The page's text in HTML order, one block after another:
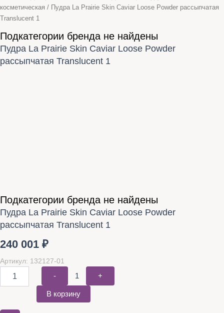
косметическая / Пудра La Prairie Skin Caviar Loose Powder рассыпчатая
Translucent 1
Подкатегории бренда не найдены
Пудра La Prairie Skin Caviar Loose Powder
рассыпчатая Translucent 1
Подкатегории бренда не найдены
Пудра La Prairie Skin Caviar Loose Powder
рассыпчатая Translucent 1
240 001 ₽
Артикул: 132127-01
- 1 +
В корзину